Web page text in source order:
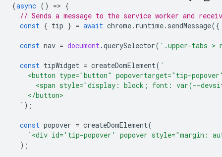
(async () => {
// Sends a message to the service worker and
const { tip } = await chrome. runtime. sendMessage({
const nav = document.querySelector( '.upper-tabs >
const tipWidget = createDomElement( `
<button type="button" popovertarget="tip-
<span style="display: block; font: var(--
    </button>
  `
);
const popover = createDomElement(
`<div id='tip-popover' popover style="margin:
);